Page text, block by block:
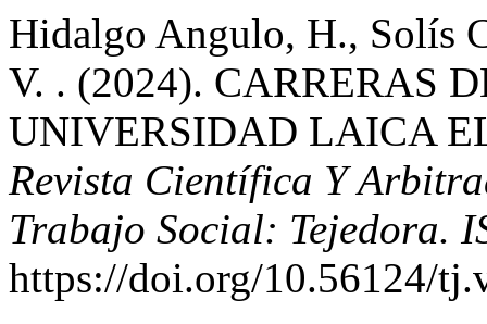
Hidalgo Angulo, H., Solís
V. . (2024). CARRERAS
UNIVERSIDAD LAICA
Revista Científica Y
Trabajo Social: Tejedora.
https://doi.org/10.56124/